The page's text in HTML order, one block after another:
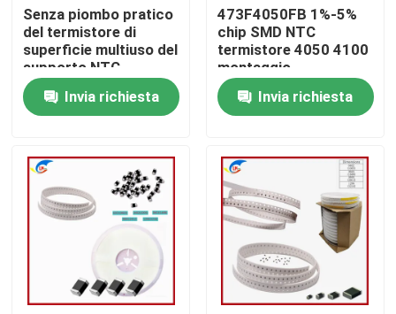
Contattaci
Notizie
Casi
Termistore del ptc
Chip di riscaldamento PTC
Termistor NTC
Senza piombo pratico
del termistore di
superficie multiuso del
supporto NTC
Invia richiesta
473F4050FB 1%-5%
chip SMD NTC
termistore 4050 4100
montaggio
superficiale
Invia richiesta